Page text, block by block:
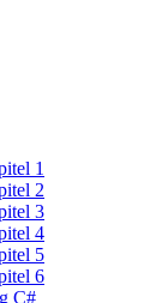
1
2
3
4
5
6
C#